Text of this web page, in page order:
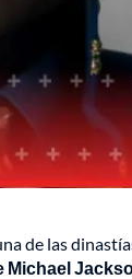
de las